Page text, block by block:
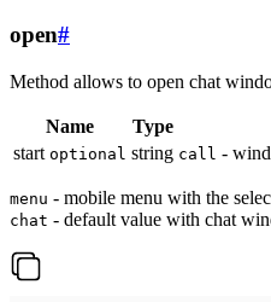
open#
Method allows to open chat
Name Type
start optional string call -
menu - mobile menu with the
chat - default value with chat